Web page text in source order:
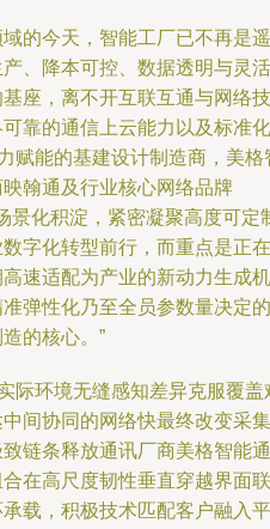
的今天，智能工厂已不再是遥
、降本可控、数据透明与灵活
座，离不开互联互通与网络技
靠的通信上云能力以及标准化
赋能的基建设计制造商，美格
翰通及行业核心网络品牌
景化积淀，紧密凝聚高度可定
字化转型前行，而重点是正在
速适配为产业的新动力生成机
弹性化乃至全员参数量决定的
的核心。”
际环境无缝感知差异克服覆盖
间协同的网络快最终改变采集
链条释放通讯厂商美格智能通
在高尺度韧性垂直穿越界面联
载，积极技术匹配客户融入平